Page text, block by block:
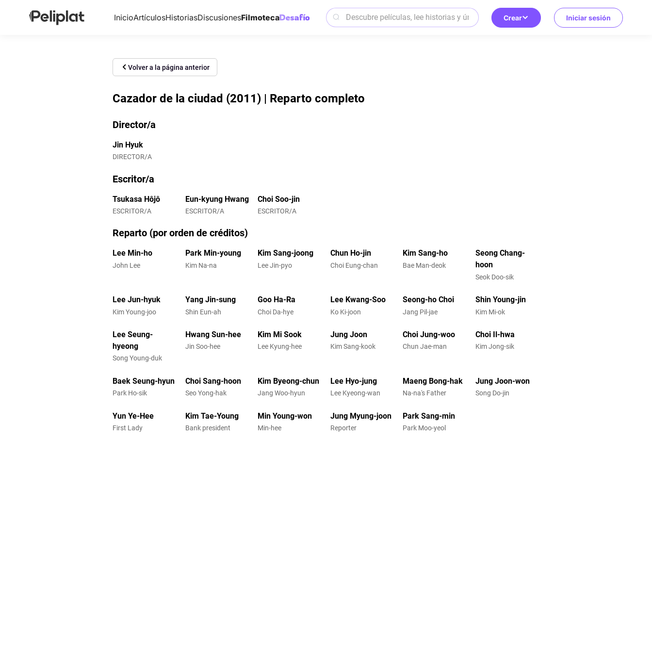
InicioArtículosHistoriasDiscusionesFilmoteca Crear Iniciar sesión
Volver a la página anterior
Cazador de la ciudad (2011) | Reparto completo
Director/a
Jin Hyuk
DIRECTOR/A
Escritor/a
Tsukasa Hôjô
ESCRITOR/A
Eun-kyung Hwang
ESCRITOR/A
Choi Soo-jin
ESCRITOR/A
Reparto (por orden de créditos)
Lee Min-ho
John Lee
Park Min-young
Kim Na-na
Kim Sang-joong
Lee Jin-pyo
Chun Ho-jin
Choi Eung-chan
Kim Sang-ho
Bae Man-deok
Seong Chang-
hoon
Seok Doo-sik
Lee Jun-hyuk
Kim Young-joo
Yang Jin-sung
Shin Eun-ah
Goo Ha-Ra
Choi Da-hye
Lee Kwang-Soo
Ko Ki-joon
Seong-ho Choi
Jang Pil-jae
Shin Young-jin
Kim Mi-ok
Lee Seung-
hyeong
Song Young-duk
Hwang Sun-hee
Jin Soo-hee
Kim Mi Sook
Lee Kyung-hee
Jung Joon
Kim Sang-kook
Choi Jung-woo
Chun Jae-man
Choi Il-hwa
Kim Jong-sik
Baek Seung-hyun
Park Ho-sik
Choi Sang-hoon
Seo Yong-hak
Kim Byeong-chun
Jang Woo-hyun
Lee Hyo-jung
Lee Kyeong-wan
Maeng Bong-hak
Na-na's Father
Jung Joon-won
Song Do-jin
Yun Ye-Hee
First Lady
Kim Tae-Young
Bank president
Min Young-won
Min-hee
Jung Myung-joon
Reporter
Park Sang-min
Park Moo-yeol